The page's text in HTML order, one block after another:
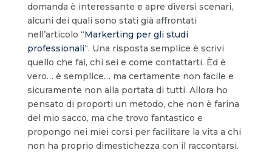
domanda è interessante e apre diversi scenari,
alcuni dei quali sono stati già affrontati
nell’articolo “Markerting per gli studi
professionali“. Una risposta semplice è scrivi
quello che fai, chi sei e come contattarti. Èd è
vero… è semplice… ma certamente non facile e
sicuramente non alla portata di tutti. Allora ho
pensato di proporti un metodo, che non è farina
del mio sacco, ma che trovo fantastico e
propongo nei miei corsi per facilitare la vita a chi
non ha proprio dimestichezza con il raccontarsi.